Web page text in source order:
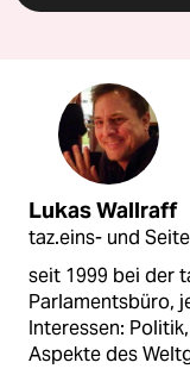
Lukas Wallraff
taz.eins- und
seit 1999 bei der
Parlamentsbüro,
Interessen:
Aspekte des